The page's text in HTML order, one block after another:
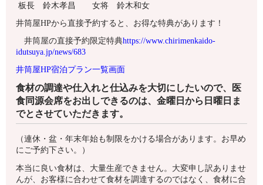
板長 鈴木孝昌 女将 鈴木和女
井筒屋HPから直接予約すると、お得な特典があります！
井筒屋の直接予約限定特典https://www.chirimenkaido-
idutsuya.jp/news/683
井筒屋HP宿泊プラン一覧画面
食材の調達や仕入れと仕込みを大切にしたいので、医
食同源会席をお出しできるのは、金曜日から日曜日ま
でとさせていただきます。
（連休・盆・年末年始も制限をかける場合があります。お早め
にご予約下さい。）
本当に良い食材は、大量生産できません。大変申し訳ありませ
んが、お客様に合わせて食材を調達するのではなく、食材に合